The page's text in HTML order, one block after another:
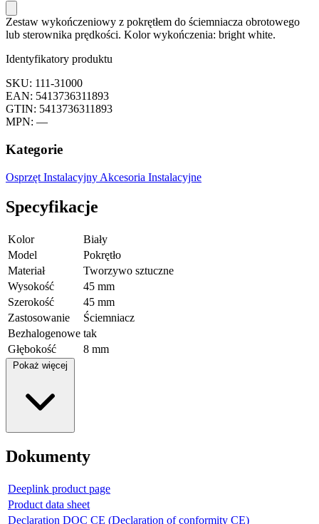
Zestaw wykończeniowy z pokrętłem do ściemniacza obrotowego
lub sterownika prędkości. Kolor wykończenia: bright white.
Identyfikatory produktu
SKU: 111-31000
EAN: 5413736311893
GTIN: 5413736311893
MPN: —
Kategorie
Osprzęt Instalacyjny Akcesoria Instalacyjne
Specyfikacje
Kolor
Biały
Model
Pokrętło
Materiał
Tworzywo sztuczne
Wysokość
45 mm
Szerokość
45 mm
Zastosowanie
Ściemniacz
Bezhalogenowe tak
Głębokość
8 mm
Pokaż więcej
Dokumenty
Deeplink product page
Product data sheet
Declaration DOC CE (Declaration of conformity CE)